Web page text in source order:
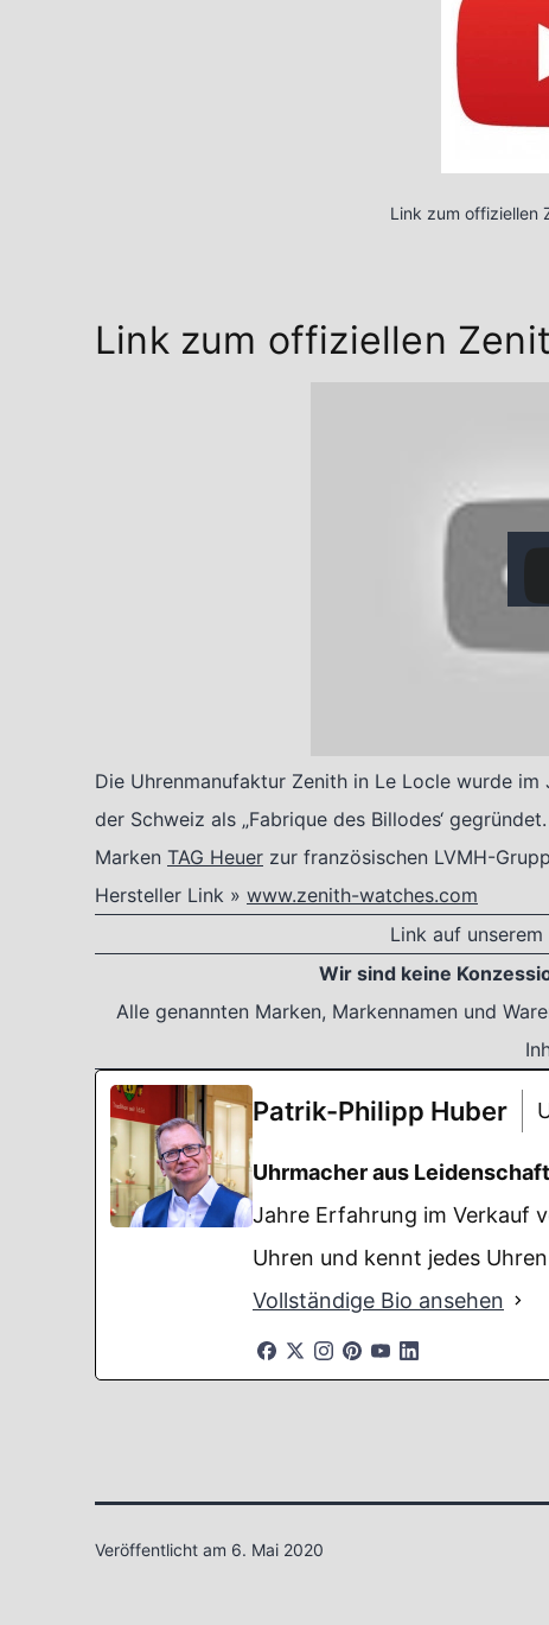
Link zum offiziellen
Link zum offiziellen
Die Uhrenmanufaktur Zenith in Le Locle wurde
der Schweiz als „Fabrique des Billodes‘
Marken TAG Heuer zur französischen LVMH-
Hersteller Link » www.zenith-watches.com
Link auf unserem
Wir sind keine
Alle genannten Marken, Markennamen und
Patrik-Philipp Huber
Uhrmacher aus Leidenschaft
Jahre Erfahrung im Verkauf
Uhren und kennt jedes
Vollständige Bio ansehen
Veröffentlicht am 6. Mai 2020